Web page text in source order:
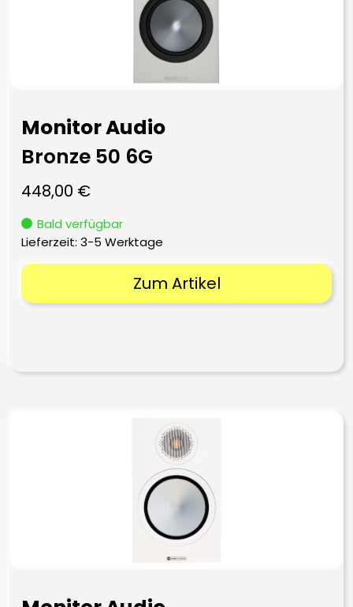
Monitor Audio
Bronze 50 6G
448,00 €
Bald verfügbar
Lieferzeit: 3-5 Werktage
Zum Artikel